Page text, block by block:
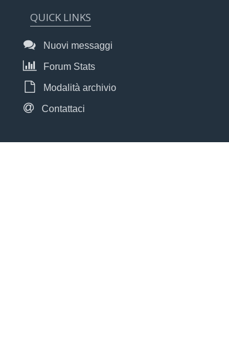
QUICK LINKS
Nuovi messaggi
Forum Stats
Modalità archivio
Contattaci